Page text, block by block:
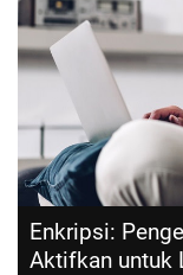
Enkripsi:
Aktifkan untuk